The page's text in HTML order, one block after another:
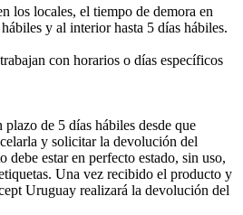
los locales, el tiempo de demora en
y al interior hasta 5 días hábiles.
con horarios o días específicos
de 5 días hábiles desde que
y solicitar la devolución del
debe estar en perfecto estado, sin uso,
Una vez recibido el producto y
Uruguay realizará la devolución del